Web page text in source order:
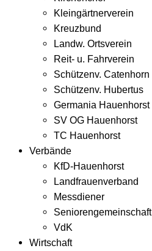
Kleingärtnerverein
Kreuzbund
Landw. Ortsverein
Reit- u. Fahrverein
Schützenv. Catenhorn
Schützenv. Hubertus
Germania Hauenhorst
SV OG Hauenhorst
TC Hauenhorst
Verbände
KfD-Hauenhorst
Landfrauenverband
Messdiener
Seniorengemeinschaft
VdK
Wirtschaft